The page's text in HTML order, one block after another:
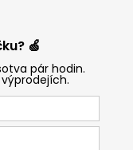
🍏
pár hodin.